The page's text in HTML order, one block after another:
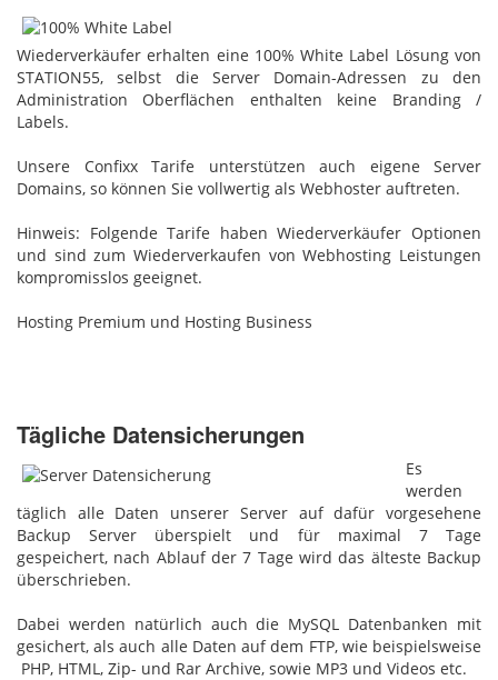
Wiederverkäufer erhalten eine 100% White Label Lösung von
STATION55, selbst die Server Domain-Adressen zu den
Administration Oberflächen enthalten keine Branding /
Labels.
Unsere Confixx Tarife unterstützen auch eigene Server
Domains, so können Sie vollwertig als Webhoster auftreten.
Hinweis: Folgende Tarife haben Wiederverkäufer Optionen
und sind zum Wiederverkaufen von Webhosting Leistungen
kompromisslos geeignet.
Hosting Premium und Hosting Business
Tägliche Datensicherungen
Es
werden
täglich alle Daten unserer Server auf dafür vorgesehene
Backup Server überspielt und für maximal 7 Tage
gespeichert, nach Ablauf der 7 Tage wird das älteste Backup
überschrieben.
Dabei werden natürlich auch die MySQL Datenbanken mit
gesichert, als auch alle Daten auf dem FTP, wie beispielsweise
PHP, HTML, Zip- und Rar Archive, sowie MP3 und Videos etc.